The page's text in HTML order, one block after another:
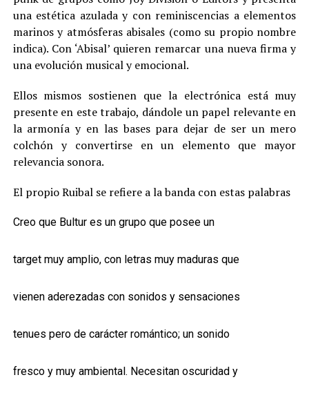
una estética azulada y con reminiscencias a elementos
marinos y atmósferas abisales (como su propio nombre
indica). Con ‘Abisal’ quieren remarcar una nueva firma y
una evolución musical y emocional.
Ellos mismos sostienen que la electrónica está muy
presente en este trabajo, dándole un papel relevante en
la armonía y en las bases para dejar de ser un mero
colchón y convertirse en un elemento que mayor
relevancia sonora.
El propio Ruibal se refiere a la banda con estas palabras
Creo que Bultur es un grupo que posee un
target muy amplio, con letras muy maduras que
vienen aderezadas con sonidos y sensaciones
tenues pero de carácter romántico; un sonido
fresco y muy ambiental. Necesitan oscuridad y